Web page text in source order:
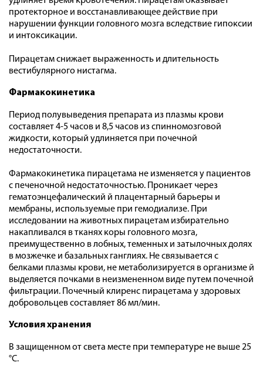
протекторное и восстанавливающее действие при
нарушении функции головного мозга вследствие гипоксии
и интоксикации.
Пирацетам снижает выраженность и длительность
вестибулярного нистагма.
Фармакокинетика
Период полувыведения препарата из плазмы крови
составляет 4-5 часов и 8,5 часов из спинномозговой
жидкости, который удлиняется при почечной
недостаточности.
Фармакокинетика пирацетама не изменяется у пациентов
с печеночной недостаточностью. Проникает через
гематоэнцефалический й плацентарный барьеры и
мембраны, используемые при гемодиализе. При
исследовании на животных пирацетам избирательно
накапливался в тканях коры головного мозга,
преимущественно в лобных, теменных и затылочных долях
в мозжечке и базальных ганглиях. Не связывается с
белками плазмы крови, не метаболизируется в организме й
выделяется почками в неизмененном виде путем почечной
фильтрации. Почечный клиренс пирацетама у здоровых
добровольцев составляет 86 мл/мин.
Условия хранения
В защищенном от света месте при температуре не выше 25
°С.